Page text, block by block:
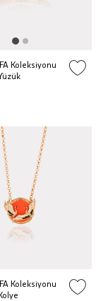
Koleksiyonu
Koleksiyonu